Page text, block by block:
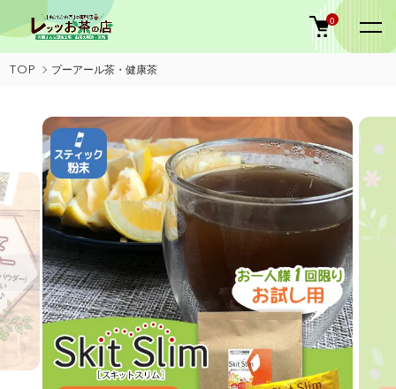
0
TOP プーアール茶・健康茶